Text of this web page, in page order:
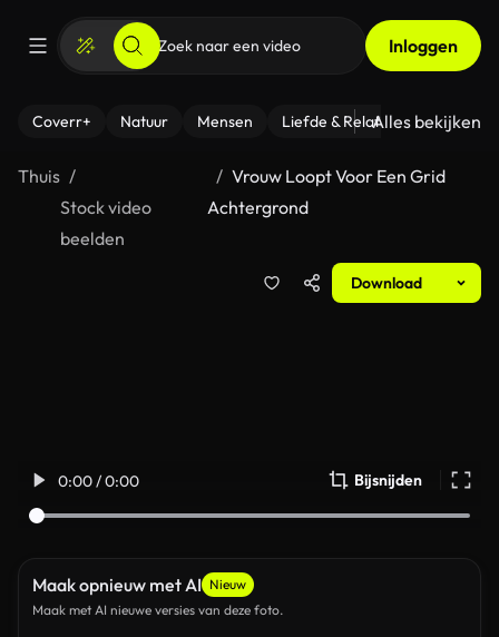
Inloggen
Coverr+ Natuur Mensen Liefde & Relaties - Fitness
Alles bekijken
Thuis
Stock video
beelden
Vrouw Loopt Voor Een Grid
Achtergrond
Download
0:00 / 0:00 Bijsnijden
Maak opnieuw met AI Nieuw
Maak met AI nieuwe versies van deze foto.